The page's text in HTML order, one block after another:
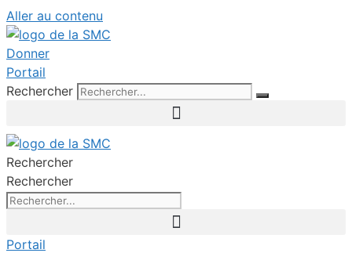
Aller au contenu
Donner
Portail
Rechercher
Rechercher
Rechercher
Portail